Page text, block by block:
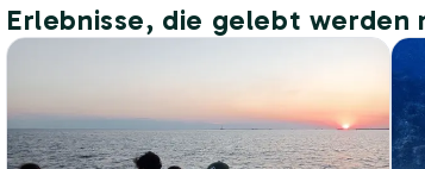
Erlebnisse, die gelebt werden